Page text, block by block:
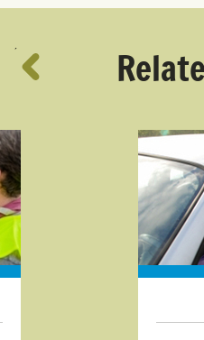
´